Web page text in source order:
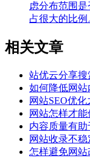
虑分布范围
占很大的比例
相关文章
站优云分享搜
如何降低网
网站SEO优
网站怎样才
内容质量有
网站收录不
怎样避免网